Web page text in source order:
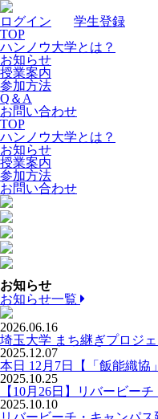
ログイン
学生登録
TOP
ハンノウ大学とは？
お知らせ
授業案内
参加方法
Q＆A
お問い合わせ
TOP
ハンノウ大学とは？
お知らせ
授業案内
参加方法
お問い合わせ
お知らせ
お知らせ一覧
2026.06.16
埼玉大学 まち継ぎプロジ
2025.12.07
本日 12月7日【「飯能織
2025.10.25
【10月26日】リバービー
2025.10.10